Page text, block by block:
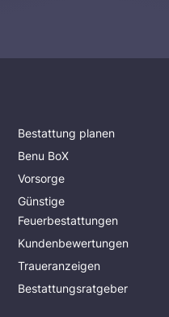
Bestattung planen
Benu BoX
Vorsorge
Günstige
Feuerbestattungen
Kundenbewertungen
Traueranzeigen
Bestattungsratgeber